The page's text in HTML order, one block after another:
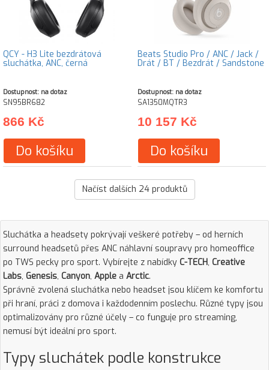
QCY - H3 Lite bezdrátová
sluchátka, ANC, černá
Dostupnost: na dotaz
SN95BR682
866 Kč
Do košíku
Beats Studio Pro / ANC / Jack /
Drát / BT / Bezdrát / Sandstone
Dostupnost: na dotaz
SA1350MQTR3
10 157 Kč
Do košíku
Načíst dalších 24produktů
Sluchátka a headsety pokrývají veškeré potřeby – od herních
surround headsetů přes ANC náhlavní soupravy pro homeoffice
po TWS pecky pro sport. Vybírejte z nabídky C-TECH, Creative
Labs, Genesis, Canyon, Apple a Arctic.
Správně zvolená sluchátka nebo headset jsou klíčem ke komfortu
při hraní, práci z domova i každodenním poslechu. Různé typy jsou
optimalizovány pro různé účely – co funguje pro streaming,
nemusí být ideální pro sport.
Typy sluchátek podle konstrukce